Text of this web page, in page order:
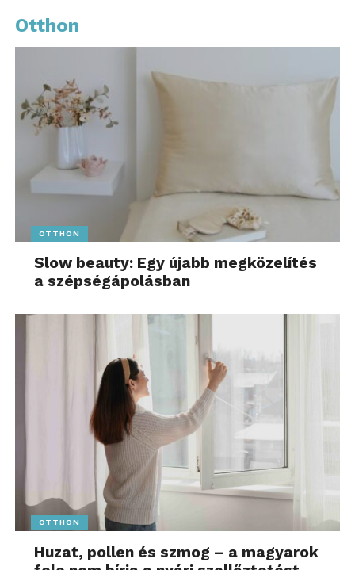
Otthon
OTTHON
Slow beauty: Egy újabb megközelítés
a szépségápolásban
OTTHON
Huzat, pollen és szmog – a magyarok